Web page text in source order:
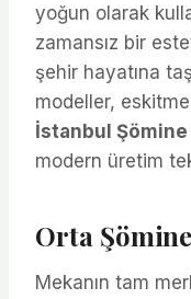
yoğun olarak
zamansız bir
şehir hayatına
modeller,
İstanbul Şömine
modern üretim
Orta
Mekanın tam